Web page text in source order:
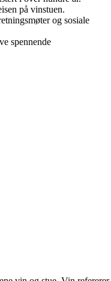
på vinstuen.
og sosiale
spennende